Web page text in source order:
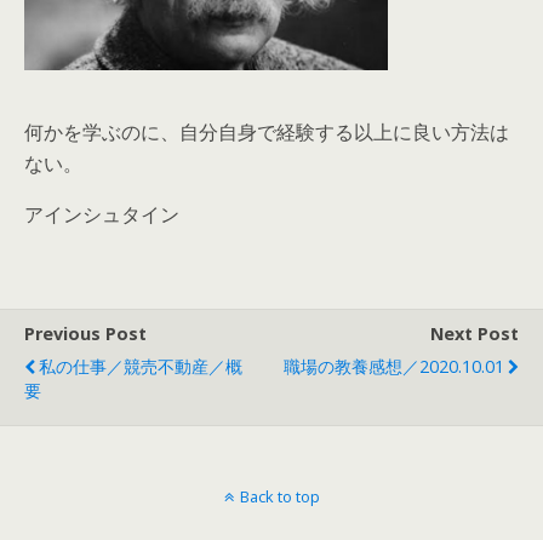
何かを学ぶのに、自分自身で経験する以上に良い方法は
ない。
アインシュタイン
Previous Post
私の仕事／競売不動産／概
要
Next Post
職場の教養感想／2020.10.01
Back to top